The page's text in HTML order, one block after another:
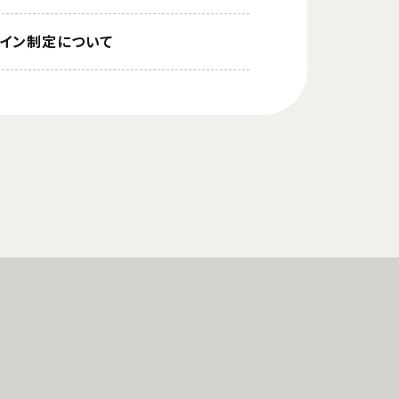
ン制定について